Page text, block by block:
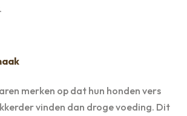
merken op dat hun honden vers
vinden dan droge voeding. Dit